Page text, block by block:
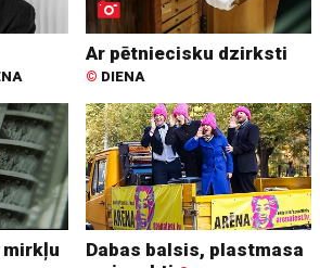
Ar pētniecisku dzirksti
© DIENA
mirkļu
Dabas balsis, plastmasa